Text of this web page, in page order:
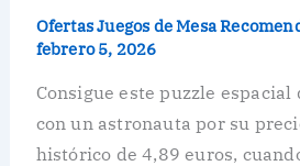
Ofertas Juegos de Mesa
febrero 5, 2026
Consigue este puzzle espacial
con un astronauta por su
histórico de 4,89 euros,